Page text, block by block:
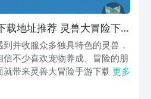
载地址推荐 灵兽大冒险下
并收服众多独具特色的灵兽，
不少喜欢宠物养成、冒险的朋
带来灵兽大冒险手游下载地
可以进入到手游福利第一名的
更多